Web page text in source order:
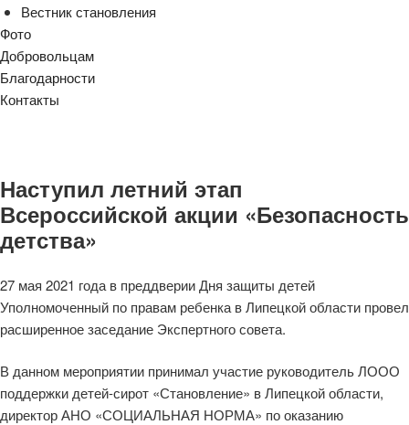
Вестник становления
Фото
Добровольцам
Благодарности
Контакты
Наступил летний этап
Всероссийской акции «Безопасность
детства»
27 мая 2021 года в преддверии Дня защиты детей
Уполномоченный по правам ребенка в Липецкой области провел
расширенное заседание Экспертного совета.
В данном мероприятии принимал участие руководитель ЛООО
поддержки детей-сирот «Становление» в Липецкой области,
директор АНО «СОЦИАЛЬНАЯ НОРМА» по оказанию